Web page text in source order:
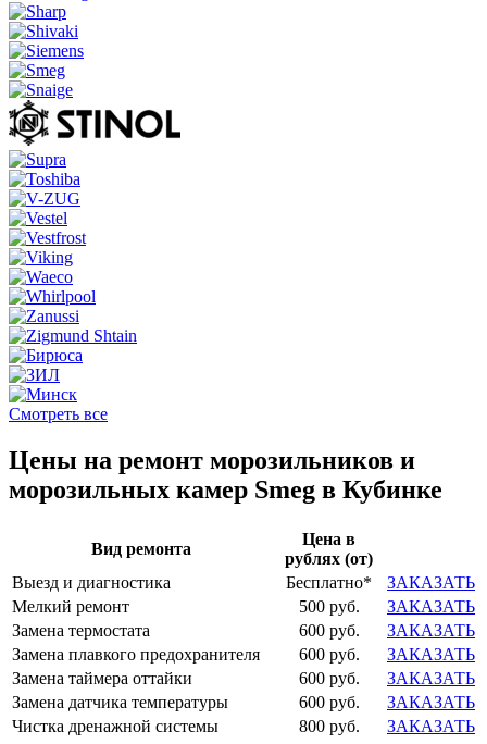
Смотреть все
Цены на ремонт морозильников и
морозильных камер Smeg в Кубинке
Вид ремонта
Цена в
рублях (от)
Выезд и диагностика
Бесплатно*
ЗАКАЗАТЬ
Мелкий ремонт
500 руб.
ЗАКАЗАТЬ
Замена термостата
600 руб.
ЗАКАЗАТЬ
Замена плавкого предохранителя
600 руб.
ЗАКАЗАТЬ
Замена таймера оттайки
600 руб.
ЗАКАЗАТЬ
Замена датчика температуры
600 руб.
ЗАКАЗАТЬ
Чистка дренажной системы
800 руб.
ЗАКАЗАТЬ